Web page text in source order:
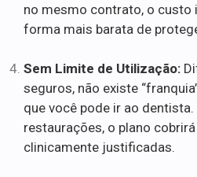
no mesmo contrato, o custo
forma mais barata de
Sem Limite de Utilização:
seguros, não existe
que você pode ir ao
restaurações, o plano
clinicamente justificadas.